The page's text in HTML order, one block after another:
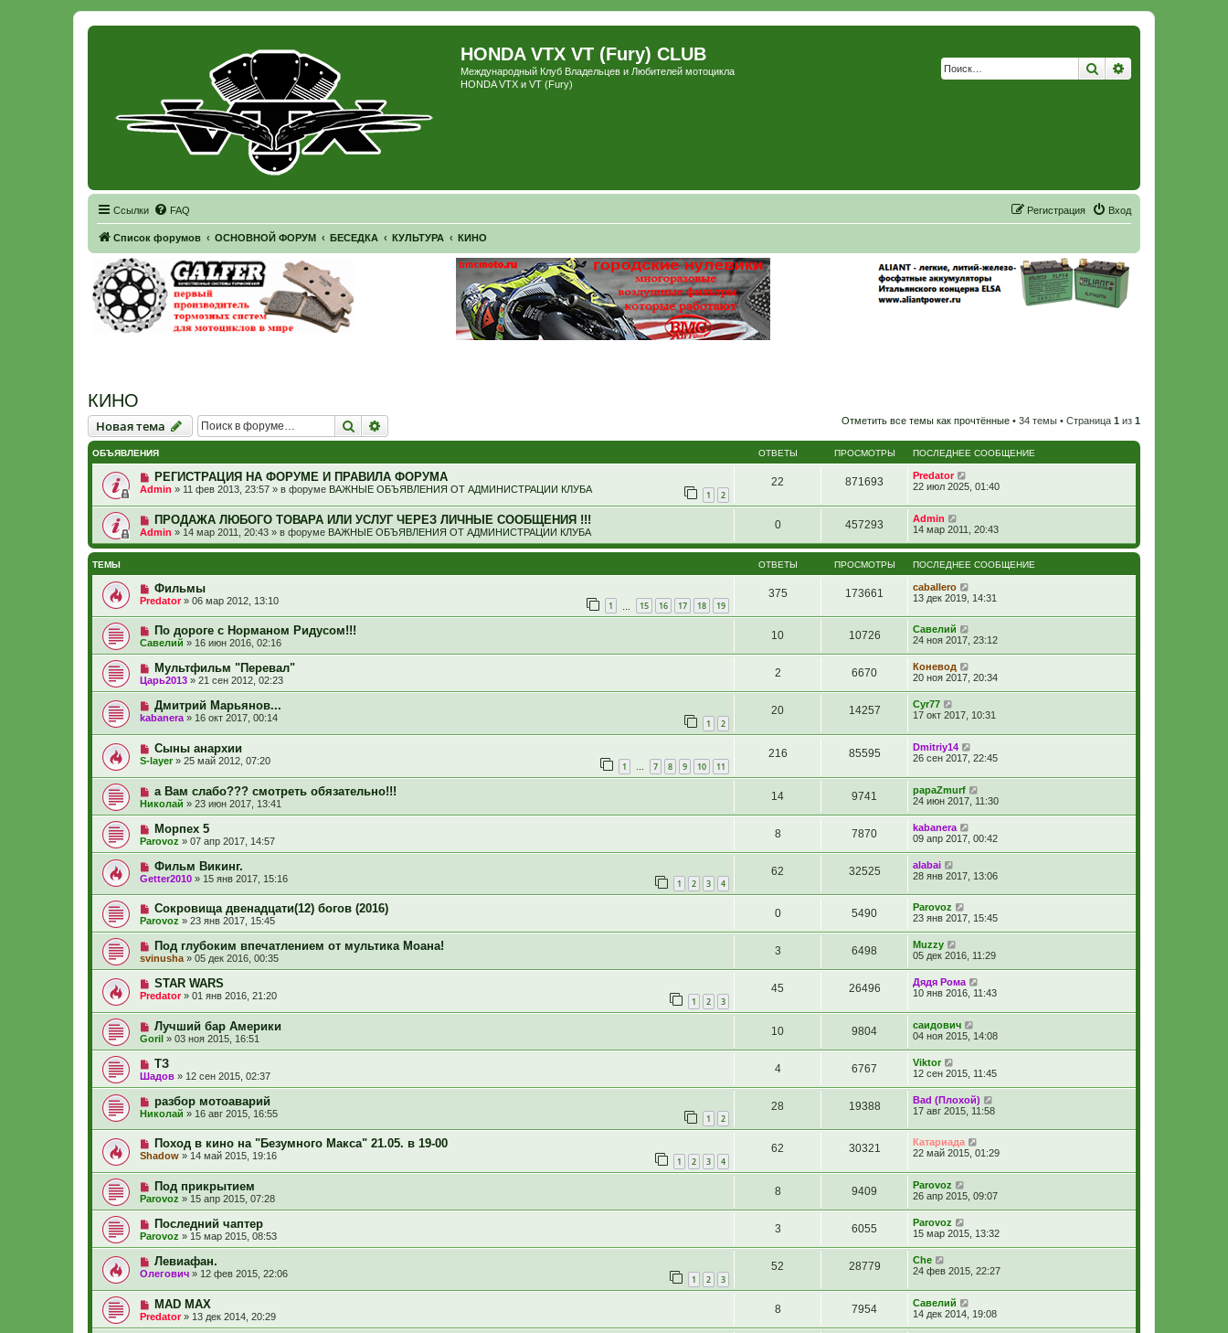
HONDA VTX VT (Fury) CLUB
Международный Клуб Владельцев и Любителей мотоцикла
HONDA VTX и VT (Fury)
Поиск
Ссылки FAQ Вход
Регистрация
Список форумов ОСНОВНОЙ ФОРУМ БЕСЕДКА КУЛЬТУРА КИНО
КИНО
Новая тема
Новаятема Поиск Отметить все темы как прочтённые • 34 темы • Страница 1 из 1
ОБЪЯВЛЕНИЯ ОТВЕТЫ ПРОСМОТРЫ ПОСЛЕДНЕЕ СООБЩЕНИЕ
РЕГИСТРАЦИЯ НА ФОРУМЕ И ПРАВИЛА ФОРУМА
Admin » 11 фев 2013, 23:57 » в форуме ВАЖНЫЕ ОБЪЯВЛЕНИЯ ОТ АДМИНИСТРАЦИИ КЛУБА 1 2
22 871693
Predator
22 июл 2025, 01:40
ПРОДАЖА ЛЮБОГО ТОВАРА ИЛИ УСЛУГ ЧЕРЕЗ ЛИЧНЫЕ СООБЩЕНИЯ !!!
Admin » 14 мар 2011, 20:43 » в форуме ВАЖНЫЕ ОБЪЯВЛЕНИЯ ОТ АДМИНИСТРАЦИИ КЛУБА
0 457293
Admin
14 мар 2011, 20:43
ТЕМЫ ОТВЕТЫ ПРОСМОТРЫ ПОСЛЕДНЕЕ СООБЩЕНИЕ
Фильмы
Predator» 06 мар 2012, 13:10 1 15 16 17 18 19
375 173661
caballero
13 дек 2019, 14:31
По дороге с Норманом Ридусом!!!
Савелий » 16 июн 2016, 02:16
10 10726
Савелий
24 ноя 2017, 23:12
Мультфильм "Перевал"
Царь2013 » 21 сен 2012, 02:23
2 6670
Коневод
20 ноя 2017, 20:34
Дмитрий Марьянов...
kabanera » 16 окт 2017, 00:14 1 2
20 14257
Cyr77
17 окт 2017, 10:31
Сыны анархии
S-layer» 25 май 2012, 07:20 1 … 7 8 9 10 11
216 85595
Dmitriy14
26 сен 2017, 22:45
а Вам слабо??? смотреть обязательно!!!
Николай » 23 июн 2017, 13:41
14 9741
papaZmurf
24 июн 2017, 11:30
Морпех 5
Parovoz » 07 апр 2017, 14:57
8 7870
kabanera
09 апр 2017, 00:42
Фильм Викинг.
Getter2010 » 15 янв 2017, 15:16 1 2 3 4
62 32525
alabai
28 янв 2017, 13:06
Сокровища двенадцати(12) богов (2016)
Parovoz » 23 янв 2017, 15:45
0 5490
Parovoz
23 янв 2017, 15:45
Под глубоким впечатлением от мультика Моана!
svinusha » 05 дек 2016, 00:35
3 6498
Muzzy
05 дек 2016, 11:29
STAR WARS
Predator» 01 янв 2016, 21:20 1 2 3
45 26496
Дядя Рома
10 янв 2016, 11:43
Лучший бар Америки
Goril » 03 ноя 2015, 16:51
10 9804
саидович
04 ноя 2015, 14:08
ТЗ
Шадов » 12 сен 2015, 02:37
4 6767
Viktor
12 сен 2015, 11:45
разбор мотоаварий
Николай » 16 авг 2015, 16:55 1 2
28 19388
Bad (Плохой)
17 авг 2015, 11:58
Поход в кино на "Безумного Макса" 21.05. в 19-00
Shadow » 14 май 2015, 19:16 1 2 3 4
62 30321
Катариада
22 май 2015, 01:29
Под прикрытием
Parovoz » 15 апр 2015, 07:28
8 9409
Parovoz
26 апр 2015, 09:07
Последний чаптер
Parovoz » 15 мар 2015, 08:53
3 6055
Parovoz
15 мар 2015, 13:32
Левиафан.
Олегович » 12 фев 2015, 22:06 1 2 3
52 28779
Сhe
24 фев 2015, 22:27
MAD MAX
Predator» 13 дек 2014, 20:29
8 7954
Савелий
14 дек 2014, 19:08